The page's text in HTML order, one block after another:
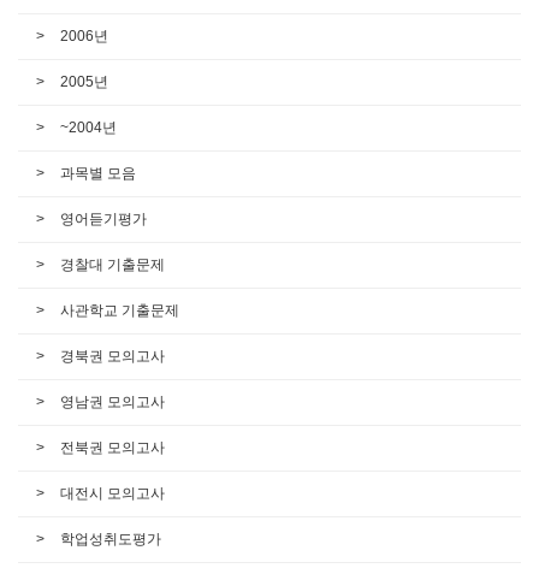
2006년
2005년
~2004년
과목별 모음
영어듣기평가
경찰대 기출문제
사관학교 기출문제
경북권 모의고사
영남권 모의고사
전북권 모의고사
대전시 모의고사
학업성취도평가